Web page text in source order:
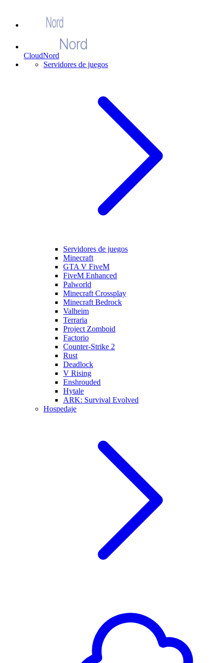
CloudNord
Servidores de juegos
Servidores de juegos
Minecraft
GTA V FiveM
FiveM Enhanced
Palworld
Minecraft Crossplay
Minecraft Bedrock
Valheim
Terraria
Project Zomboid
Factorio
Counter-Strike 2
Rust
Deadlock
V Rising
Enshrouded
Hytale
ARK: Survival Evolved
Hospedaje